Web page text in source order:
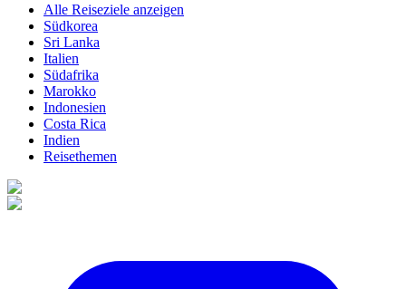
Alle Reiseziele anzeigen
Südkorea
Sri Lanka
Italien
Südafrika
Marokko
Indonesien
Costa Rica
Indien
Reisethemen